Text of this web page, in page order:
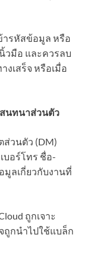
ารหัสข้อมูล หรือ
วมือ และควรลบ
งเสร็จ หรือเมื่อ
นทนาส่วนตัว
วนตัว (DM)
บอร์โทร ชื่อ-
มูลเกี่ยวกับงานที่
ถูกเจาะ
ถูกนำไปใช้แบล็ก